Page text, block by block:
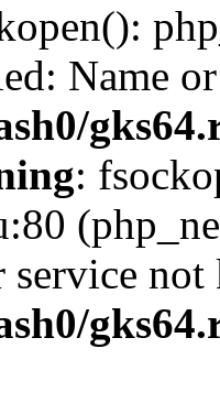
Name
:
service